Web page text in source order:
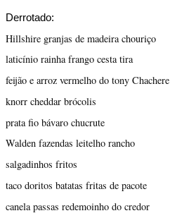
Derrotado:
Hillshire granjas de madeira chouriço
laticínio rainha frango cesta tira
feijão e arroz vermelho do tony Chachere
knorr cheddar brócolis
prata fio bávaro chucrute
Walden fazendas leitelho rancho
salgadinhos fritos
taco doritos batatas fritas de pacote
canela passas redemoinho do credor